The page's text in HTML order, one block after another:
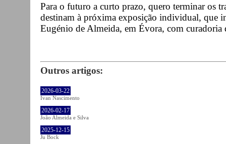
Para o futuro a curto prazo, quero terminar os
destinam à próxima exposição individual, que
Eugénio de Almeida, em Évora, com curadoria
Outros artigos:
2026-03-22
Ivan Nascimento
2026-02-17
João Almeida e Silva
2025-12-15
Ju Bock